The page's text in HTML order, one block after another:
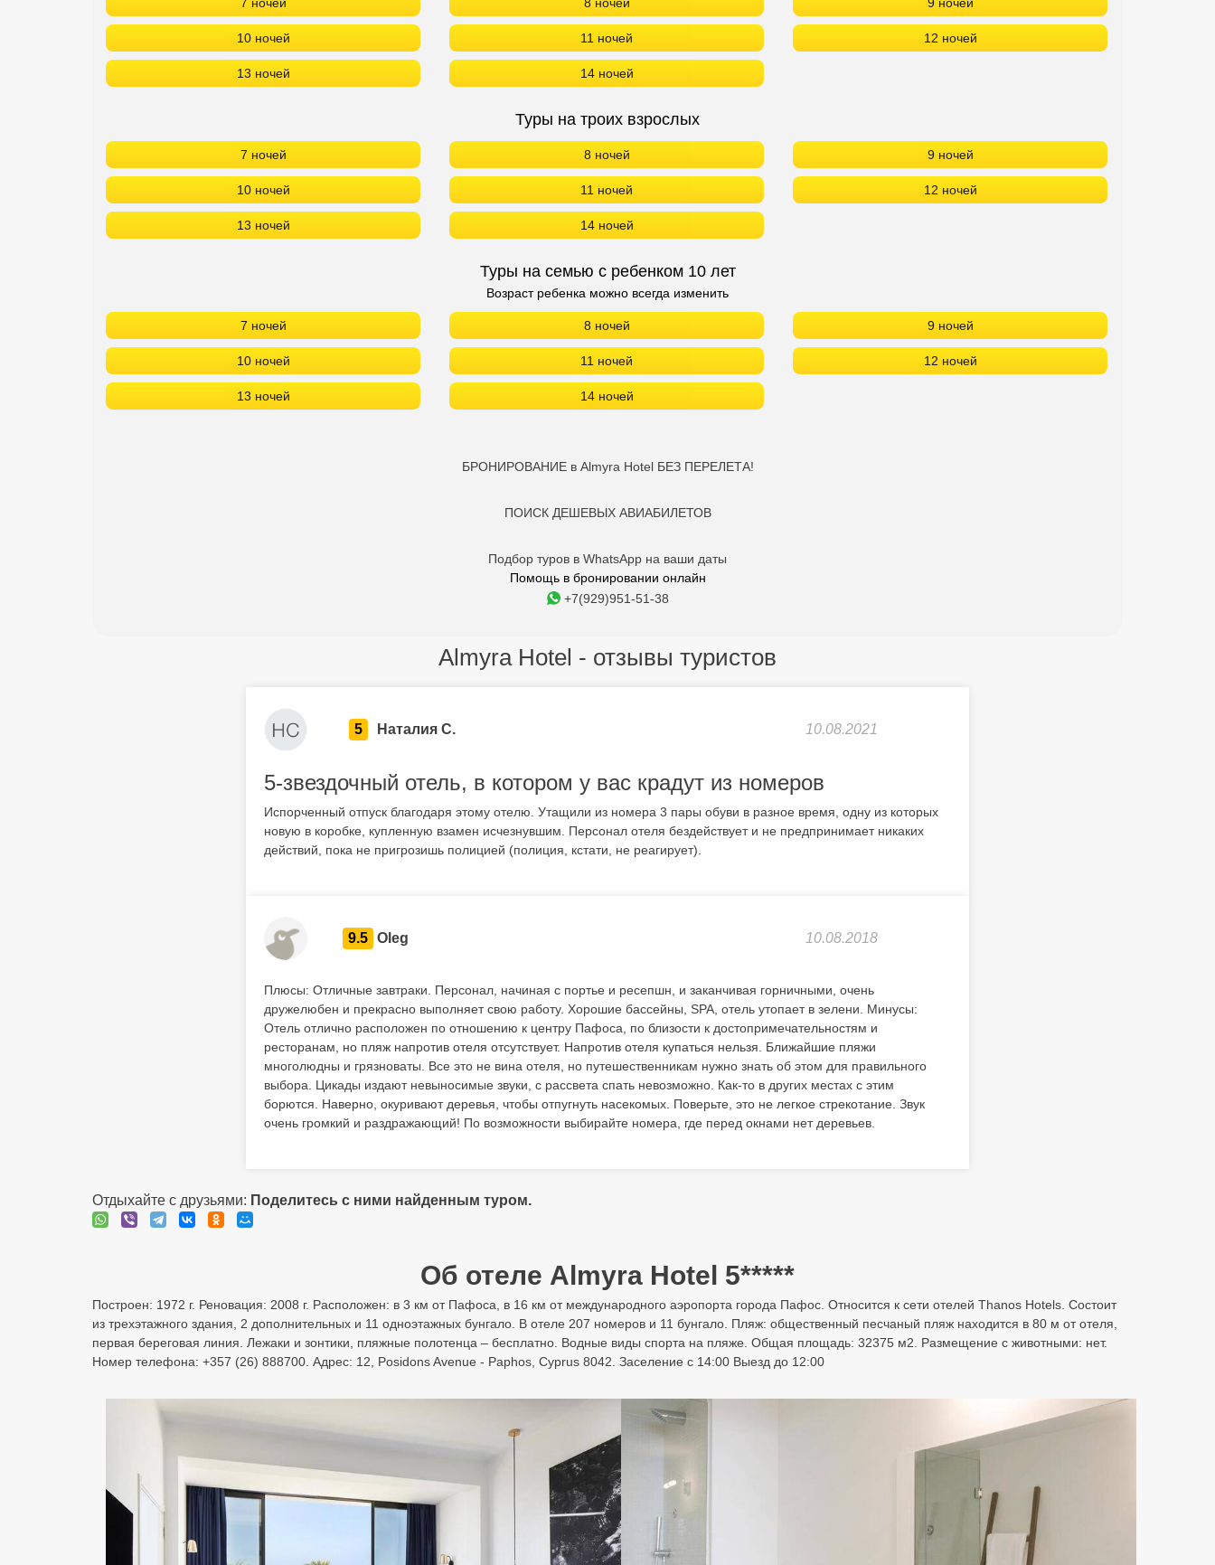
10 ночей 11 ночей 12 ночей
13 ночей 14 ночей
Туры на троих взрослых
7 ночей 8 ночей 9 ночей
10 ночей 11 ночей 12 ночей
13 ночей 14 ночей
Туры на семью с ребенком 10 лет
Возраст ребенка можно всегда изменить
7 ночей 8 ночей 9 ночей
10 ночей 11 ночей 12 ночей
13 ночей 14 ночей
БРОНИРОВАНИЕ в Almyra Hotel БЕЗ ПЕРЕЛЕТА!
ПОИСК ДЕШЕВЫХ АВИАБИЛЕТОВ
Подбор туров в WhatsApp на ваши даты
Помощь в бронировании онлайн
+7(929)951-51-38
Almyra Hotel - отзывы туристов
5 Наталия С. 10.08.2021
5-звездочный отель, в котором у вас крадут из номеров
Испорченный отпуск благодаря этому отелю. Утащили из номера 3 пары обуви в разное время, одну из которых
новую в коробке, купленную взамен исчезнувшим. Персонал отеля бездействует и не предпринимает никаких
действий, пока не пригрозишь полицией (полиция, кстати, не реагирует).
9.5 Oleg 10.08.2018
Плюсы: Отличные завтраки. Персонал, начиная с портье и ресепшн, и заканчивая горничными, очень
дружелюбен и прекрасно выполняет свою работу. Хорошие бассейны, SPA, отель утопает в зелени. Минусы:
Отель отлично расположен по отношению к центру Пафоса, по близости к достопримечательностям и
ресторанам, но пляж напротив отеля отсутствует. Напротив отеля купаться нельзя. Ближайшие пляжи
многолюдны и грязноваты. Все это не вина отеля, но путешественникам нужно знать об этом для правильного
выбора. Цикады издают невыносимые звуки, с рассвета спать невозможно. Как-то в других местах с этим
борются. Наверно, окуривают деревья, чтобы отпугнуть насекомых. Поверьте, это не легкое стрекотание. Звук
очень громкий и раздражающий! По возможности выбирайте номера, где перед окнами нет деревьев.
Отдыхайте с друзьями: Поделитесь с ними найденным туром.
Об отеле Almyra Hotel 5*****
Построен: 1972 г. Реновация: 2008 г. Расположен: в 3 км от Пафоса, в 16 км от международного аэропорта города Пафос. Относится к сети отелей Thanos Hotels. Состоит
из трехэтажного здания, 2 дополнительных и 11 одноэтажных бунгало. В отеле 207 номеров и 11 бунгало. Пляж: общественный песчаный пляж находится в 80 м от отеля,
первая береговая линия. Лежаки и зонтики, пляжные полотенца – бесплатно. Водные виды спорта на пляже. Общая площадь: 32375 м2. Размещение с животными: нет.
Номер телефона: +357 (26) 888700. Адрес: 12, Posidons Avenue - Paphos, Cyprus 8042. Заселение с 14:00 Выезд до 12:00